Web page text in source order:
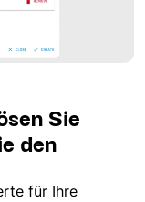
Sie
den
für Ihre